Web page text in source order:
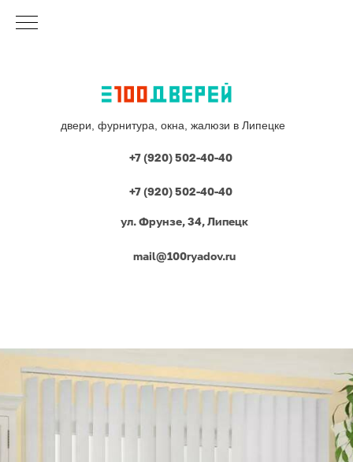
двери, фурнитура, окна, жалюзи в Липецке
+7 (920) 502-40-40
+7 (920) 502-40-40
ул. Фрунзе, 34, Липецк
mail@100ryadov.ru